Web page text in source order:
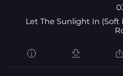
Let The Sunlight In (Soft